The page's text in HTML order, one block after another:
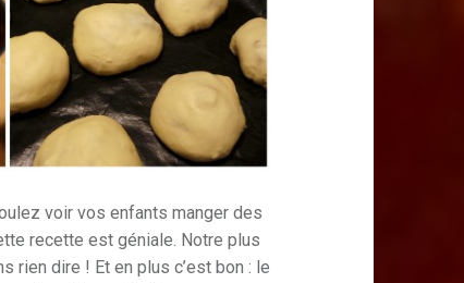
voir vos enfants manger des
recette est géniale. Notre plus
rien dire ! Et en plus c’est bon : le